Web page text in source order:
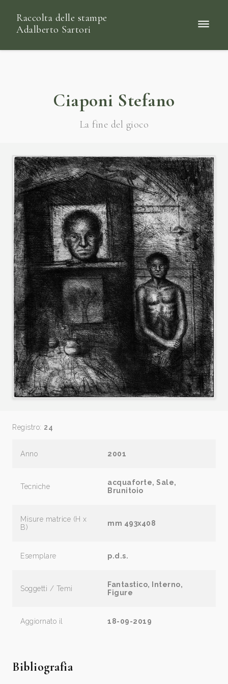
Raccolta delle stampe
Adalberto Sartori
Ciaponi Stefano
La fine del gioco
Registro: 24
Anno 2001
Tecniche
acquaforte, Sale,
Brunitoio
Misure matrice (H x
B)
mm 493x408
Esemplare p.d.s.
Soggetti / Temi
Fantastico, Interno,
Figure
Aggiornato il 18-09-2019
Bibliografia